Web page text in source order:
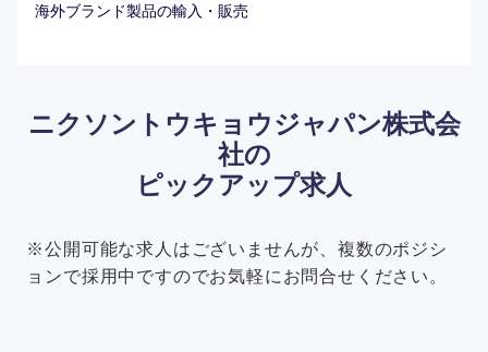
海外ブランド製品の輸入・販売
ニクソントウキョウジャパン株式会
社の
ピックアップ求人
※公開可能な求人はございませんが、複数のポジシ
ョンで採用中ですのでお気軽にお問合せください。